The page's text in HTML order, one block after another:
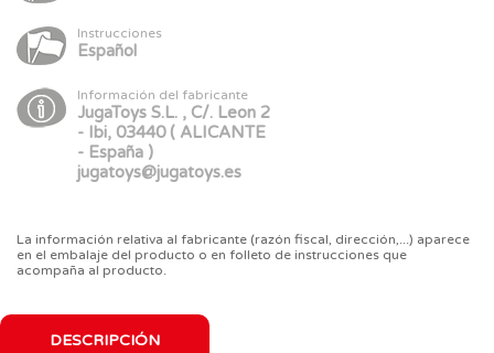
Instrucciones
Español
Información del fabricante
JugaToys S.L. , C/. Leon 2
- Ibi, 03440 ( ALICANTE
- España )
jugatoys@jugatoys.es
La información relativa al fabricante (razón fiscal, dirección,...) aparece
en el embalaje del producto o en folleto de instrucciones que
acompaña al producto.
DESCRIPCIÓN